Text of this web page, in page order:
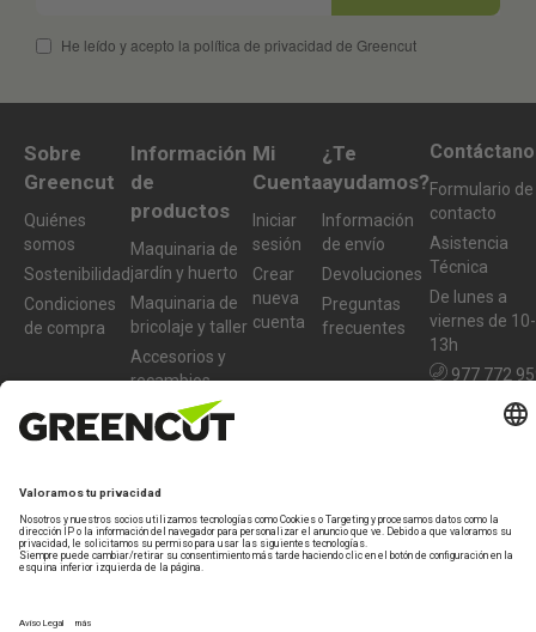
He leído y acepto la política de privacidad de Greencut
Sobre
Greencut
Quiénes
somos
Sostenibilidad
Condiciones
de compra
Información
de
productos
Maquinaria de
jardín y huerto
Maquinaria de
bricolaje y taller
Accesorios y
recambios
Productos
reacondicionados
Mi
Cuenta
Iniciar
sesión
Crear
nueva
cuenta
¿Te
ayudamos?
Información
de envío
Devoluciones
Preguntas
frecuentes
Formulario de
contacto
Asistencia
Técnica
De lunes a
viernes de 10-
13h
977 772
Bases legales En garantia Política de privacidad Nota legal
Marca especialista de Beself Brands